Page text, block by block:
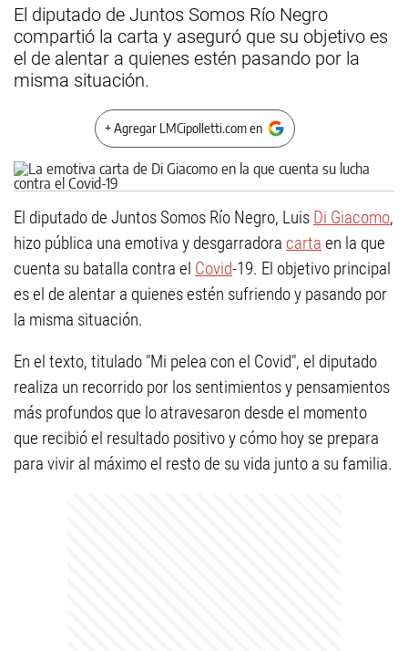
El diputado de Juntos Somos Río Negro
compartió la carta y aseguró que su objetivo es
el de alentar a quienes estén pasando por la
misma situación.
+ Agregar LMCipolletti.com en
El diputado de Juntos Somos Río Negro, Luis Di Giacomo,
hizo pública una emotiva y desgarradora carta en la que
cuenta su batalla contra el Covid-19. El objetivo principal
es el de alentar a quienes estén sufriendo y pasando por
la misma situación.
En el texto, titulado "Mi pelea con el Covid", el diputado
realiza un recorrido por los sentimientos y pensamientos
más profundos que lo atravesaron desde el momento
que recibió el resultado positivo y cómo hoy se prepara
para vivir al máximo el resto de su vida junto a su familia.